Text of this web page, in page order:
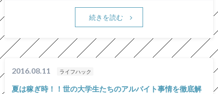
続きを読む
2016.08.11 ライフハック
夏は稼ぎ時！！世の大学生たちのアルバイト事情を徹底解